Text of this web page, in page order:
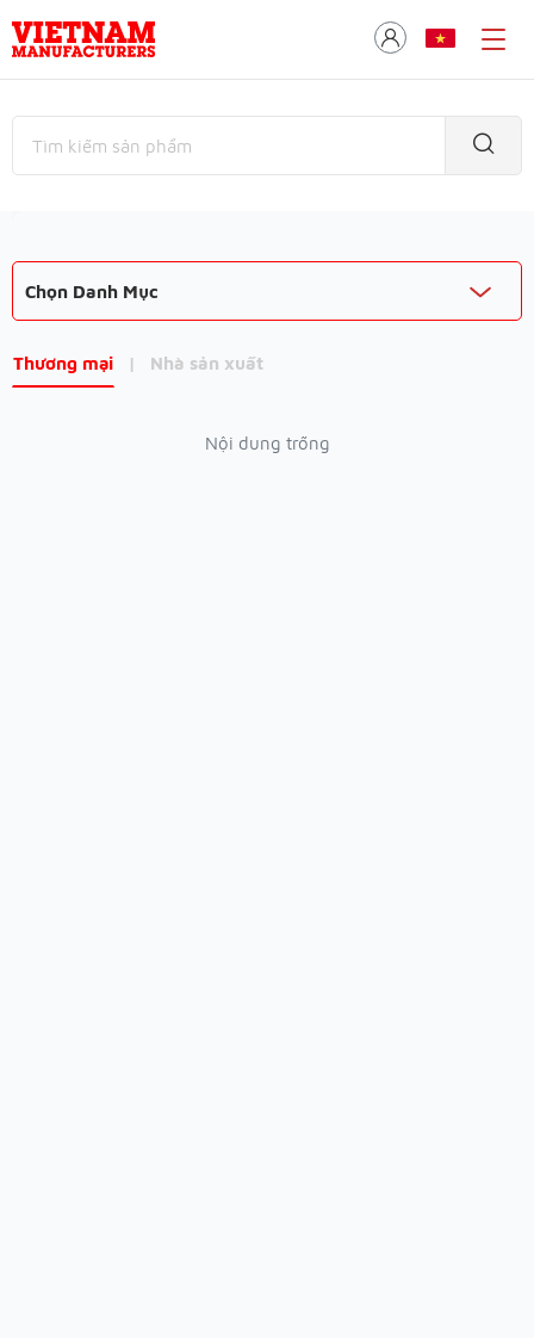
Chọn Danh Mục
Thương mại | Nhà sản xuất
Nội dung trống